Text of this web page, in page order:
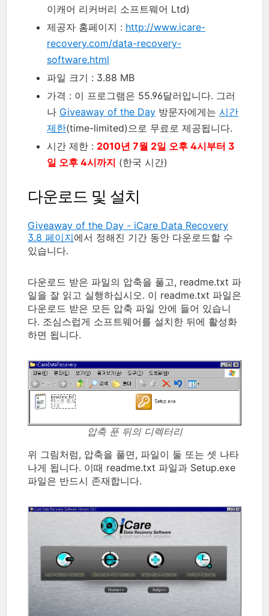
이캐어 리커버리 소프트웨어 Ltd)
제공자 홈페이지 : http://www.icare-
recovery.com/data-recovery-
software.html
파일 크기 : 3.88 MB
가격 : 이 프로그램은 55.96달러입니다. 그러
나 Giveaway of the Day 방문자에게는 시간
제한(time-limited)으로 무료로 제공됩니다.
시간 제한 : 2010년 7월 2일 오후 4시부터 3
일 오후 4시까지 (한국 시간)
다운로드 및 설치
Giveaway of the Day - iCare Data Recovery
3.8 페이지에서 정해진 기간 동안 다운로드할 수
있습니다.
다운로드 받은 파일의 압축을 풀고, readme.txt 파
일을 잘 읽고 실행하십시오. 이 readme.txt 파일은
다운로드 받은 모든 압축 파일 안에 들어 있습니
다. 조심스럽게 소프트웨어를 설치한 뒤에 활성화
하면 됩니다.
압축 푼 뒤의 디렉터리
위 그림처럼, 압축을 풀면, 파일이 둘 또는 셋 나타
나게 됩니다. 이때 readme.txt 파일과 Setup.exe
파일은 반드시 존재합니다.